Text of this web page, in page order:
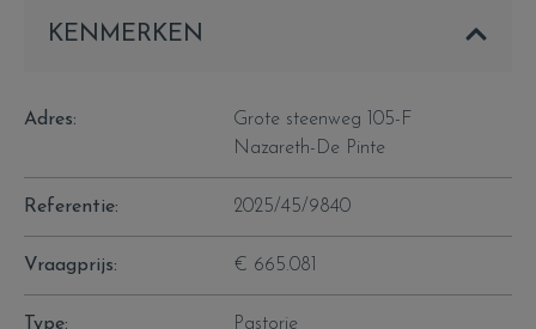
De gemeenschappelijke tuinen zijn reeds gedeeltelijk
Lot 105 F: is een moderne pastorij achtige woning voorzien
terras.
KENMERKEN
Adres:
Grote steenweg 105-F
Nazareth-De Pinte
Referentie: 2025/45/9840
Vraagprijs: € 665.081
Type: Pastorie